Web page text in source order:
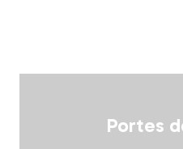
Portes